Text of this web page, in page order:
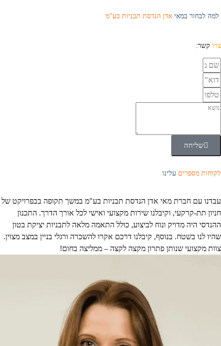
למה לבחור במאי אדן הנדסת תבניות בע"מ
צרו קשר:
שליחה
לקוחות מספרים עלינו
עבדנו עם חברת מאי אדן הנדסת תבניות בע"מ במשך תקופה בבפרויקט של
חניון תת-קרקעי, וקיבלנו שירות מקצועי ואישי לכל אורך הדרך. התכנון
ההנדסי היה מדויק ונוח לביצוע, כולל התאמה מלאה לתבניות יציקת בטון
שהיו לנו בשטח. בנוסף, קיבלנו דרכם אקרו להשכרה ורגלי בניין במצב מצוין.
צוות מקצועי שנותן פתרון מקצה לקצה – ממליצה בחום!